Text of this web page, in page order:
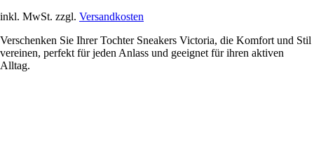
inkl. MwSt. zzgl. Versandkosten
Verschenken Sie Ihrer Tochter Sneakers Victoria, die Komfort und Stil
vereinen, perfekt für jeden Anlass und geeignet für ihren aktiven
Alltag.